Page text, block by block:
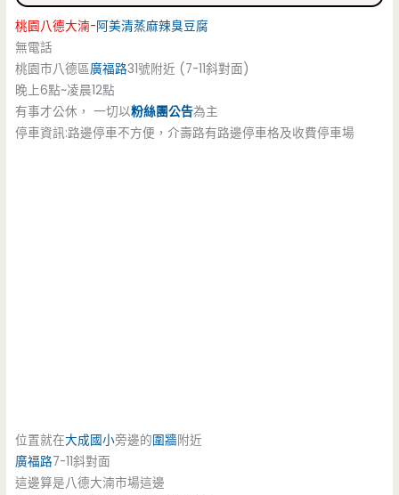
桃園八德大湳-阿美清蒸麻辣臭豆腐
無電話
桃園市八德區廣福路31號附近 (7-11斜對面)
晚上6點~凌晨12點
有事才公休， 一切以粉絲團公告為主
停車資訊:路邊停車不方便，介壽路有路邊停車格及收費停車場
位置就在大成國小旁邊的圍牆附近
廣福路7-11斜對面
這邊算是八德大湳市場這邊